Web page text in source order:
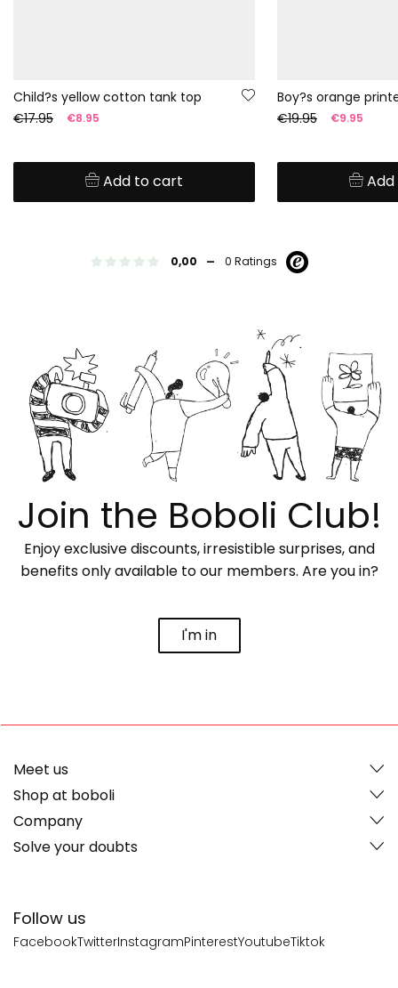
Child?s yellow cotton tank top
€17.95
€8.95
Add to cart
€19.95 €9.95
0,00 - 0 Ratings
Join the Boboli Club!
Enjoy exclusive discounts, irresistible surprises, and
benefits only available to our members. Are you in?
I'm in
Follow us
FacebookTwitterInstagramPinterestYoutubeTiktok
Meet us
Shop at boboli
Company
Solve your doubts